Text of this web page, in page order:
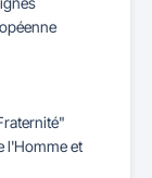
l'Homme et